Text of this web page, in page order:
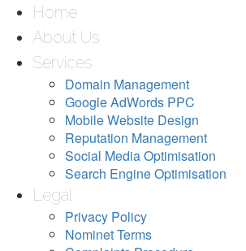
Home
About Us
Services
Domain Management
Google AdWords PPC
Mobile Website Design
Reputation Management
Social Media Optimisation
Search Engine Optimisation
Legal
Privacy Policy
Nominet Terms